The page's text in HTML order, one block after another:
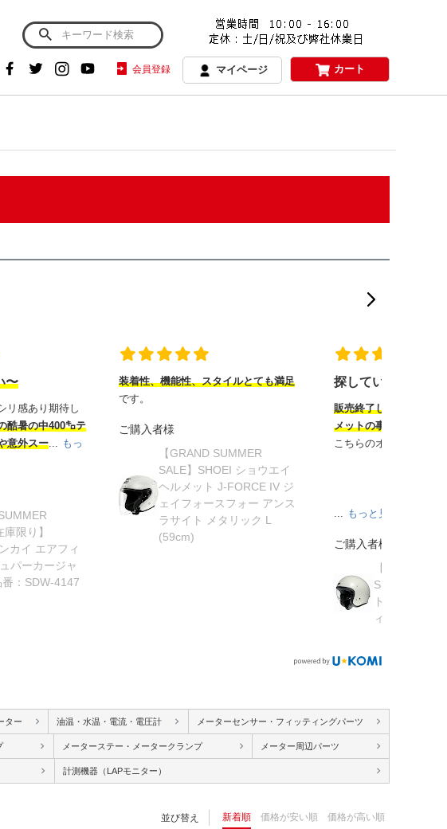
会員登録 マイページ カート
〜
リ感あり期待し
酷暑の中400㌔テ
意外スー... もっ
限り】
カイ エアフィ
パーカージャ
：SDW-4147
装着性、機能性、スタイルとても満足
です。
ご購入者様
【GRAND SUMMER
SALE】SHOEI ショウエイ
ヘルメット J-FORCE IV ジ
ェイフォースフォー アンス
ラサイト メタリック L
(59cm)
探していたヘルメ
販売終了してから半年
メットの事を知り探し
こちらのオンラインサ
... もっと見る
ご購入者様
SHOEI ショ
ト J・O ジェ
ィッシュグリ
ター 油温・水温・電流・電圧計 メーターセンサー・フィッティングパーツ
メーターステー・メータークランプ メーター周辺パーツ
計測機器（LAPモニター）
並び替え 新着順 価格が安い順 価格が高い順